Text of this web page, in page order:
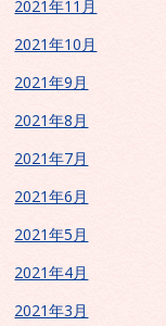
2021年11月
2021年10月
2021年9月
2021年8月
2021年7月
2021年6月
2021年5月
2021年4月
2021年3月